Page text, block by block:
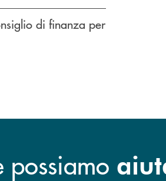
di finanza per
possiamo